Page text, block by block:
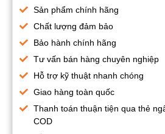
Sản phẩm chính hãng
Chất lượng đảm bảo
Bảo hành chính hãng
Tư vấn bán hàng chuyên nghiệp
Hỗ trợ kỹ thuật nhanh chóng
Giao hàng toàn quốc
Thanh toán thuận tiện qua thẻ
COD